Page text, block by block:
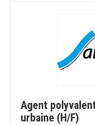
Agent
urbaine (H/F)